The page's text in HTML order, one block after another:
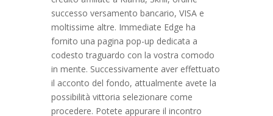
successo versamento bancario, VISA e
moltissime altre. Immediate Edge ha
fornito una pagina pop-up dedicata a
codesto traguardo con la vostra comodo
in mente. Successivamente aver effettuato
il acconto del fondo, attualmente avete la
possibilità vittoria selezionare come
procedere. Potete appurare il incontro